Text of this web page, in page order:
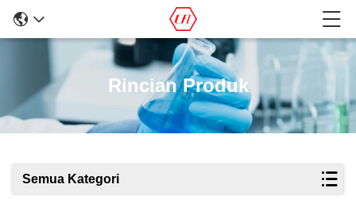
Rincian Produk
Semua Kategori